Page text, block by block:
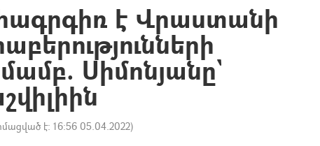
է Վրաստանի
Սիմոնյանը`
է: 16:56 05.04.2022)